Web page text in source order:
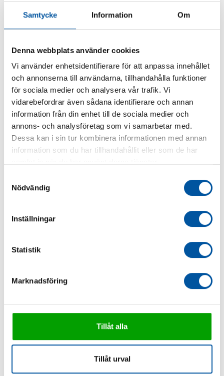
Samtycke Information Om
Denna webbplats använder cookies
Vi använder enhetsidentifierare för att anpassa innehållet
och annonserna till användarna, tillhandahålla funktioner
för sociala medier och analysera vår trafik. Vi
vidarebefordrar även sådana identifierare och annan
information från din enhet till de sociala medier och
annons- och analysföretag som vi samarbetar med.
Dessa kan i sin tur kombinera informationen med annan
information som du har tillhandahållit eller som de har
Nödvändig
Inställningar
Statistik
Marknadsföring
Tillåt alla
Tillåt urval
Pressure Wave
med 1,4 bar.